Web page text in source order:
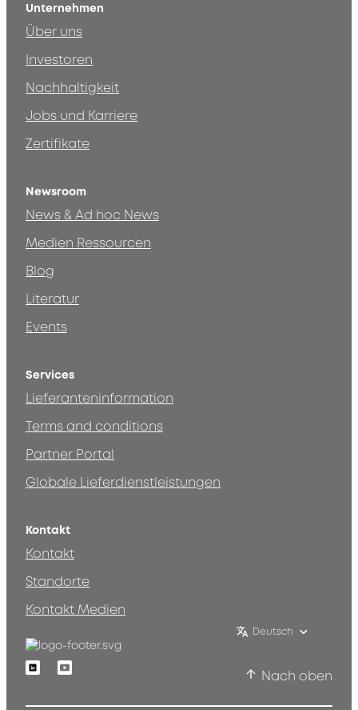
Unternehmen
Über uns
Investoren
Nachhaltigkeit
Jobs und Karriere
Zertifikate
Newsroom
News & Ad hoc News
Medien Ressourcen
Blog
Literatur
Events
Services
Lieferanteninformation
Terms and conditions
Partner Portal
Globale Lieferdienstleistungen
Kontakt
Kontakt
Standorte
Kontakt Medien
Deutsch
LinkedinYoutube
Nach oben